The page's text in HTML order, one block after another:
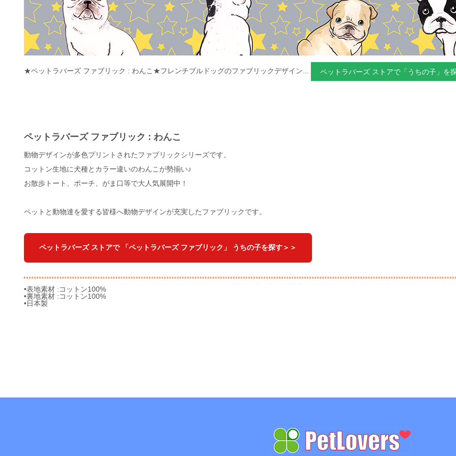
★ペットラバーズ ファブリック : わんこ★フレンチブルドッグのファブリックデザイン... ペットラバーズ ストアで「うちの子」を
ペットラバーズ ファブリック : わんこ
動物デザインが多色プリントされたファブリックシリーズです。
コットン生地に犬種とカラー違いのわんこが勢揃い♪
お散歩トート、ポーチ、がま口等で大人気展開中！
ペットと動物達を愛する皆様へ動物デザインが充実したファブリックです。
ペットラバーズ ストアで 「ペットラバーズ ファブリック」 うちの子を探す＞＞
•表地素材 :コットン100%
•裏地素材 :コットン100%
•日本製